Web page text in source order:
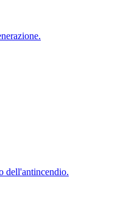
dell'antincendio.